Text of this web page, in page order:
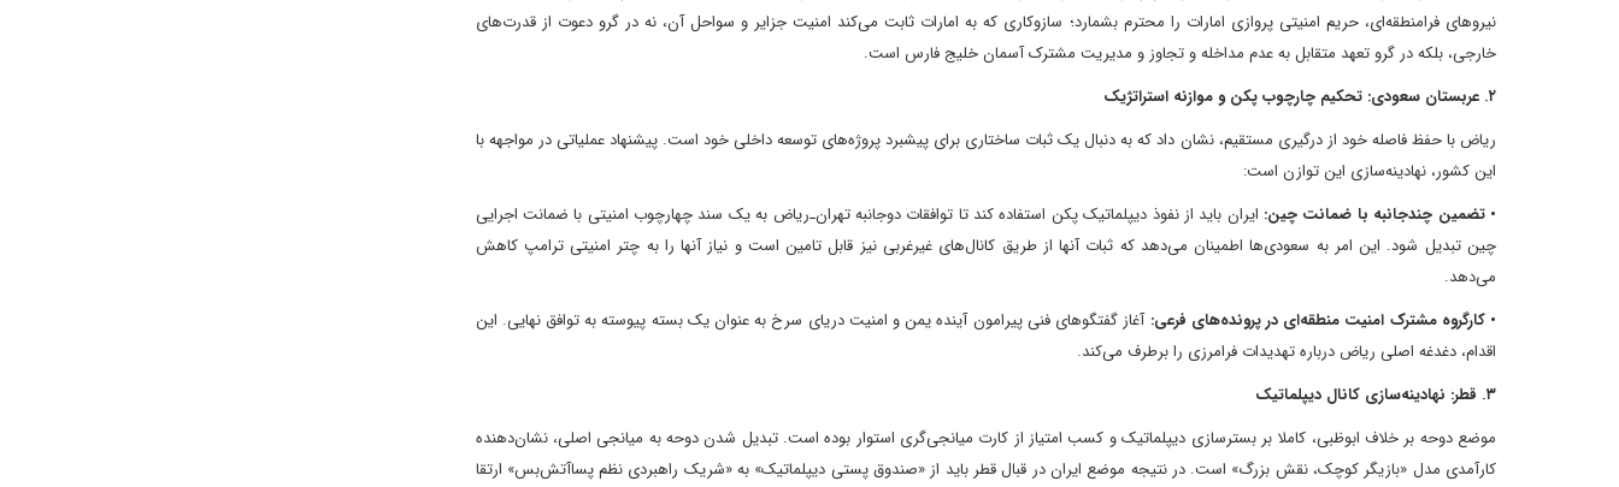
نیروهای فرامنطقه‌ای، حریم امنیتی پروازی امارات را محترم بشمارد؛ سازوکاری که به امارات ثابت می‌کند امنیت جزایر و سواحل آن، نه در گرو دعوت از قدرت‌های
خارجی، بلکه در گرو تعهد متقابل به عدم مداخله و تجاوز و مدیریت مشترک آسمان خلیج فارس است.
۲. عربستان سعودی: تحکیم چارچوب پکن و موازنه استراتژیک
ریاض با حفظ فاصله خود از درگیری مستقیم، نشان داد که به دنبال یک ثبات ساختاری برای پیشبرد پروژه‌های توسعه داخلی خود است. پیشنهاد عملیاتی در مواجهه با
این کشور، نهادینه‌سازی این توازن است:
• تضمین چندجانبه با ضمانت چین: ایران باید از نفوذ دیپلماتیک پکن استفاده کند تا توافقات دوجانبه تهران‌ـ‌ریاض به یک سند چهارچوب امنیتی با ضمانت اجرایی
چین تبدیل شود. این امر به سعود‌ی‌ها اطمینان می‌دهد که ثبات آنها از طریق کانال‌های غیرغربی نیز قابل تامین است و نیاز آنها را به چتر امنیتی ترامپ کاهش
می‌دهد.
• کارگروه مشترک امنیت منطقه‌ای در پرونده‌های فرعی: آغاز گفتگوهای فنی پیرامون آینده یمن و امنیت دریای سرخ به عنوان یک بسته پیوسته به توافق نهایی. این
اقدام، دغدغه اصلی ریاض درباره تهدیدات فرامرزی را برطرف می‌کند.
۳. قطر: نهادینه‌سازی کانال دیپلماتیک
موضع دوحه بر خلاف ابوظبی، کاملا بر بسترسازی دیپلماتیک و کسب امتیاز از کارت میانجی‌گری استوار بوده است. تبدیل شدن دوحه به میانجی اصلی، نشان‌دهنده
کارآمدی مدل «بازیگر کوچک، نقش بزرگ» است. در نتیجه موضع ایران در قبال قطر باید از «صندوق پستی دیپلماتیک» به «شریک راهبردی نظم پساآتش‌بس» ارتقا